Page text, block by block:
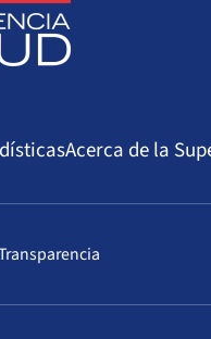
Acerca de la